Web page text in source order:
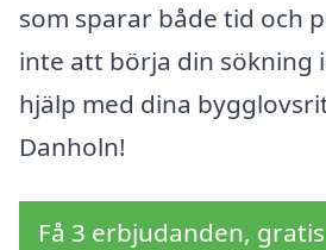
som sparar både tid och
inte att börja din sökning
hjälp med dina
Danholn!
Få 3 erbjudanden,